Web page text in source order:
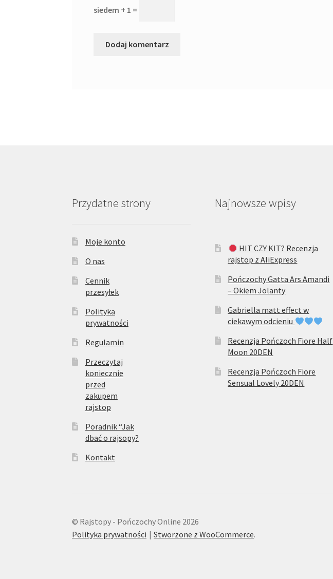
siedem + 1 =
Przydatne strony
Moje konto
O nas
Cennik
przesyłek
Polityka
prywatności
Regulamin
Przeczytaj
koniecznie
przed
zakupem
rajstop
Poradnik “Jak
dbać o rajsopy?
Kontakt
Najnowsze wpisy
HIT CZY KIT? Recenzja
rajstop z AliExpress
Pończochy Gatta Ars Amandi
– Okiem Jolanty
Gabriella matt effect w
ciekawym odcieniu
Recenzja Pończoch Fiore Half
Moon 20DEN
Recenzja Pończoch Fiore
Sensual Lovely 20DEN
© Rajstopy - Pończochy Online 2026
Polityka prywatności
Stworzone z WooCommerce.